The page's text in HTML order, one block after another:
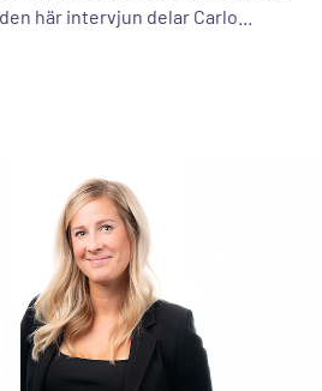
här intervjun delar Carlo...